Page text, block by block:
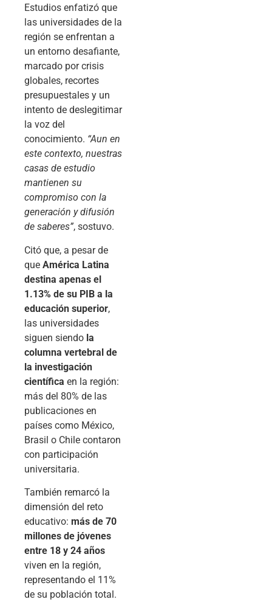
Estudios enfatizó que
las universidades de la
región se enfrentan a
un entorno desafiante,
marcado por crisis
globales, recortes
presupuestales y un
intento de deslegitimar
la voz del
conocimiento. “Aun en
este contexto, nuestras
casas de estudio
mantienen su
compromiso con la
generación y difusión
de saberes”, sostuvo.
Citó que, a pesar de
que América Latina
destina apenas el
1.13% de su PIB a la
educación superior,
las universidades
siguen siendo la
columna vertebral de
la investigación
científica en la región:
más del 80% de las
publicaciones en
países como México,
Brasil o Chile contaron
con participación
universitaria.
También remarcó la
dimensión del reto
educativo: más de 70
millones de jóvenes
entre 18 y 24 años
viven en la región,
representando el 11%
de su población total.